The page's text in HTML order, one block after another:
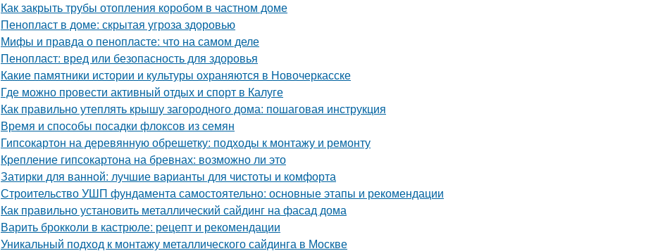
Как закрыть трубы отопления коробом в частном доме
Пенопласт в доме: скрытая угроза здоровью
Мифы и правда о пенопласте: что на самом деле
Пенопласт: вред или безопасность для здоровья
Какие памятники истории и культуры охраняются в Новочеркасске
Где можно провести активный отдых и спорт в Калуге
Как правильно утеплять крышу загородного дома: пошаговая инструкция
Время и способы посадки флоксов из семян
Гипсокартон на деревянную обрешетку: подходы к монтажу и ремонту
Крепление гипсокартона на бревнах: возможно ли это
Затирки для ванной: лучшие варианты для чистоты и комфорта
Строительство УШП фундамента самостоятельно: основные этапы и рекомендации
Как правильно установить металлический сайдинг на фасад дома
Варить брокколи в кастрюле: рецепт и рекомендации
Уникальный подход к монтажу металлического сайдинга в Москве